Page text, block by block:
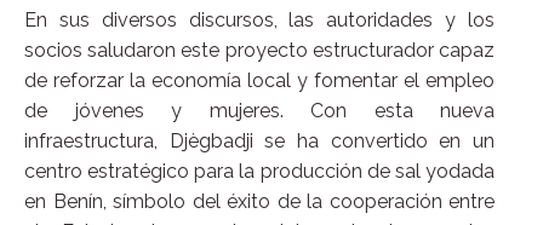
En sus diversos discursos, las autoridades y los
socios saludaron este proyecto estructurador capaz
de reforzar la economía local y fomentar el empleo
de jóvenes y mujeres. Con esta nueva
infraestructura, Djègbadji se ha convertido en un
centro estratégico para la producción de sal yodada
en Benín, símbolo del éxito de la cooperación entre